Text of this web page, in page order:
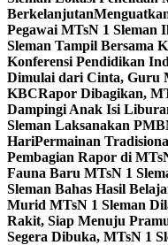
Berkelanjutan
Pegawai MTsN 1 Sleman
Sleman Tampil Bersama
Konferensi Pendidikan
Dimulai dari Cinta, Guru
KBCRapor Dibagikan,
Dampingi Anak Isi
Sleman Laksanakan
HariPermainan
Pembagian Rapor di
Fauna Baru MTsN 1
Sleman Bahas Hasil
Murid MTsN 1 Sleman
Rakit, Siap Menuju
Segera Dibuka, MTsN 1